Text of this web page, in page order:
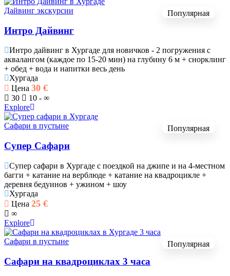
Популярная
Дайвинг экскурсии
Интро Дайвинг
Интро дайвинг в Хургаде для новичков - 2 погружения с
аквалангом (каждое по 15-20 мин) на глубину 6 м + снорклинг
+ обед + вода и напитки весь день
Хургада
Цена 30 €
30
10 - ∞
Explore
Популярная
Сафари в пустыне
Супер Сафари
Супер сафари в Хургаде с поездкой на джипе и на 4-местном
багги + катание на верблюде + катание на квадроцикле +
деревня бедуинов + ужином + шоу
Хургада
Цена 25 €
∞
Explore
Популярная
Сафари в пустыне
Сафари на квадроциклах 3 часа